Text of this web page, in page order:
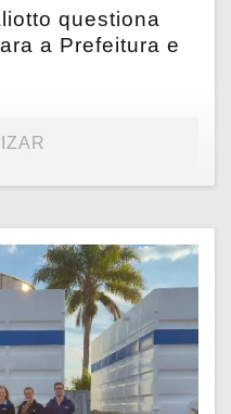
questiona
a Prefeitura e